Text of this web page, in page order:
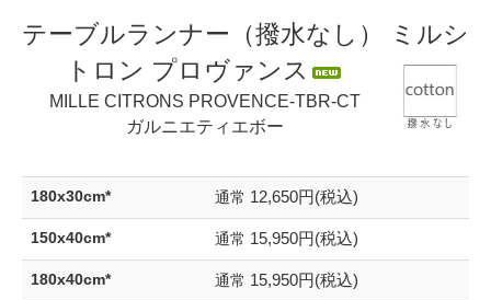
テーブルランナー（撥水なし） ミルシ
トロン プロヴァンス
MILLE CITRONS PROVENCE-TBR-CT
ガルニエティエボー
180x30cm* 通常 12,650円(税込)
150x40cm* 通常 15,950円(税込)
180x40cm* 通常 15,950円(税込)